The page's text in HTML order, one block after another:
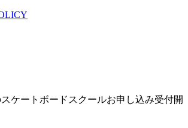
スケートボードスクールお申し込み受付開